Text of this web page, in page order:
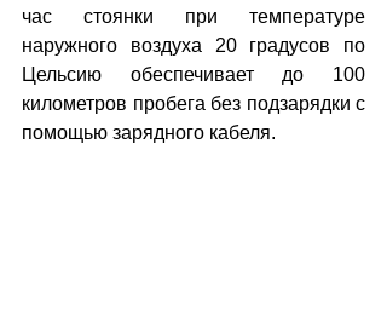
час стоянки при температуре
наружного воздуха 20 градусов по
Цельсию обеспечивает до 100
километров пробега без подзарядки с
помощью зарядного кабеля.